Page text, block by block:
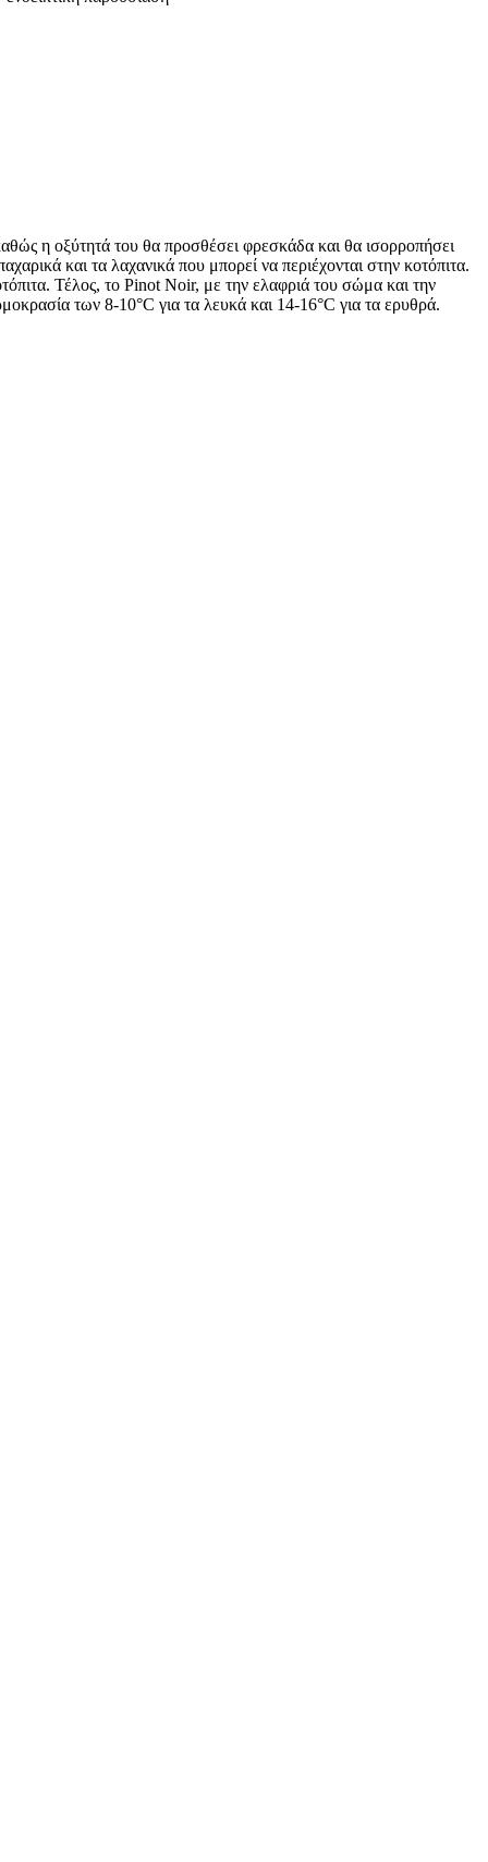
η οξύτητά του θα προσθέσει φρεσκάδα και θα ισορροπήσει
και τα λαχανικά που μπορεί να περιέχονται στην κοτόπιτα.
Τέλος, το Pinot Noir, με την ελαφριά του σώμα και την
των 8-10°C για τα λευκά και 14-16°C για τα ερυθρά.